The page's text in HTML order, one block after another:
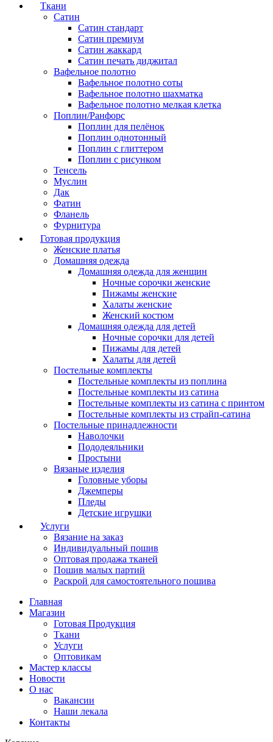
Ткани
Сатин
Сатин стандарт
Сатин премиум
Сатин жаккард
Сатин печать диджитал
Вафельное полотно
Вафельное полотно соты
Вафельное полотно шахматка
Вафельное полотно мелкая клетка
Поплин/Ранфорс
Поплин для пелёнок
Поплин однотонный
Поплин с глиттером
Поплин с рисунком
Тенсель
Муслин
Дак
Фатин
Фланель
Фурнитура
Готовая продукция
Женские платья
Домашняя одежда
Домашняя одежда для женщин
Ночные сорочки женские
Пижамы женские
Халаты женские
Женский костюм
Домашняя одежда для детей
Ночные сорочки для детей
Пижамы для детей
Халаты для детей
Постельные комплекты
Постельные комплекты из поплина
Постельные комплекты из сатина
Постельные комплекты из сатина с принтом
Постельные комплекты из страйп-сатина
Постельные принадлежности
Наволочки
Пододеяльники
Простыни
Вязаные изделия
Головные уборы
Джемперы
Пледы
Детские игрушки
Услуги
Вязание на заказ
Индивидуальный пошив
Оптовая продажа тканей
Пошив малых партий
Раскрой для самостоятельного пошива
Главная
Магазин
Готовая Продукция
Ткани
Услуги
Оптовикам
Мастер классы
Новости
О нас
Вакансии
Наши лекала
Контакты